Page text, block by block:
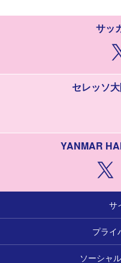
サッ
セレッソ
YANMAR
サ
プライ
ソーシャ